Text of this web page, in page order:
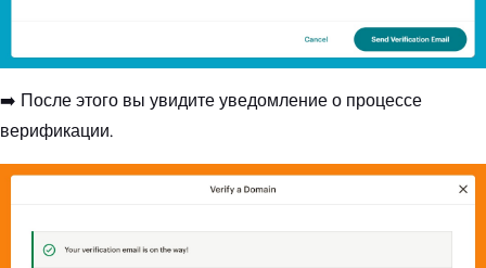
➡️ После этого вы увидите уведомление о процессе
верификации.